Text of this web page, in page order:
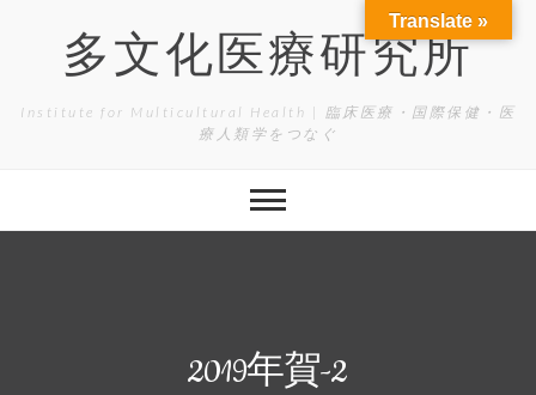
content多文化医療研究所
Institute for Multicultural Health | 臨床医療・国際保健・医
療人類学をつなぐ
2019年賀-2
Translate »